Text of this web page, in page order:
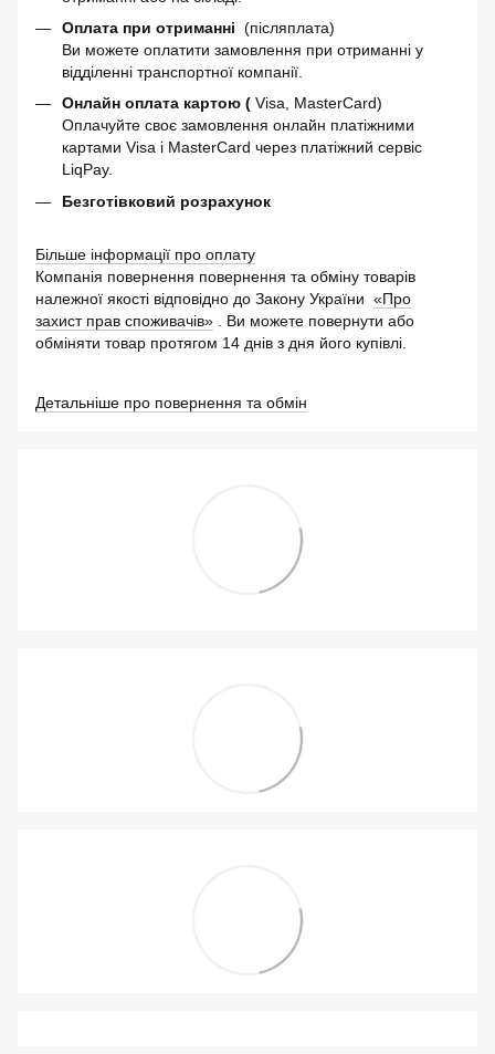
Оплата при отриманні (післяплата)
Ви можете оплатити замовлення при отриманні у
відділенні транспортної компанії.
Онлайн оплата картою ( Visa, MasterCard)
Оплачуйте своє замовлення онлайн платіжними
картами Visa і MasterCard через платіжний сервіс
LiqPay.
Безготівковий розрахунок
Більше інформації про оплату
Компанія повернення повернення та обміну товарів
належної якості відповідно до Закону України «Про
захист прав споживачів» . Ви можете повернути або
обміняти товар протягом 14 днів з дня його купівлі.
Детальніше про повернення та обмін